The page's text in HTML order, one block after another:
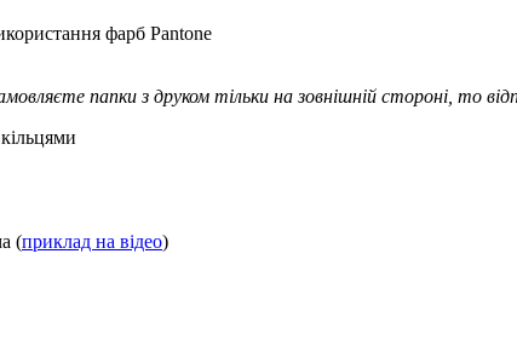
фарб Pantone
папки з друком тільки на зовнішній стороні, то
(приклад на відео)